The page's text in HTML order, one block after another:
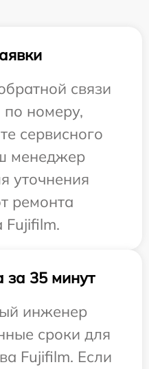
связи
номеру,
сервисного
менеджер
уточнения
ремонта
Fujifilm.
за 35 минут
инженер
сроки для
Fujifilm. Если